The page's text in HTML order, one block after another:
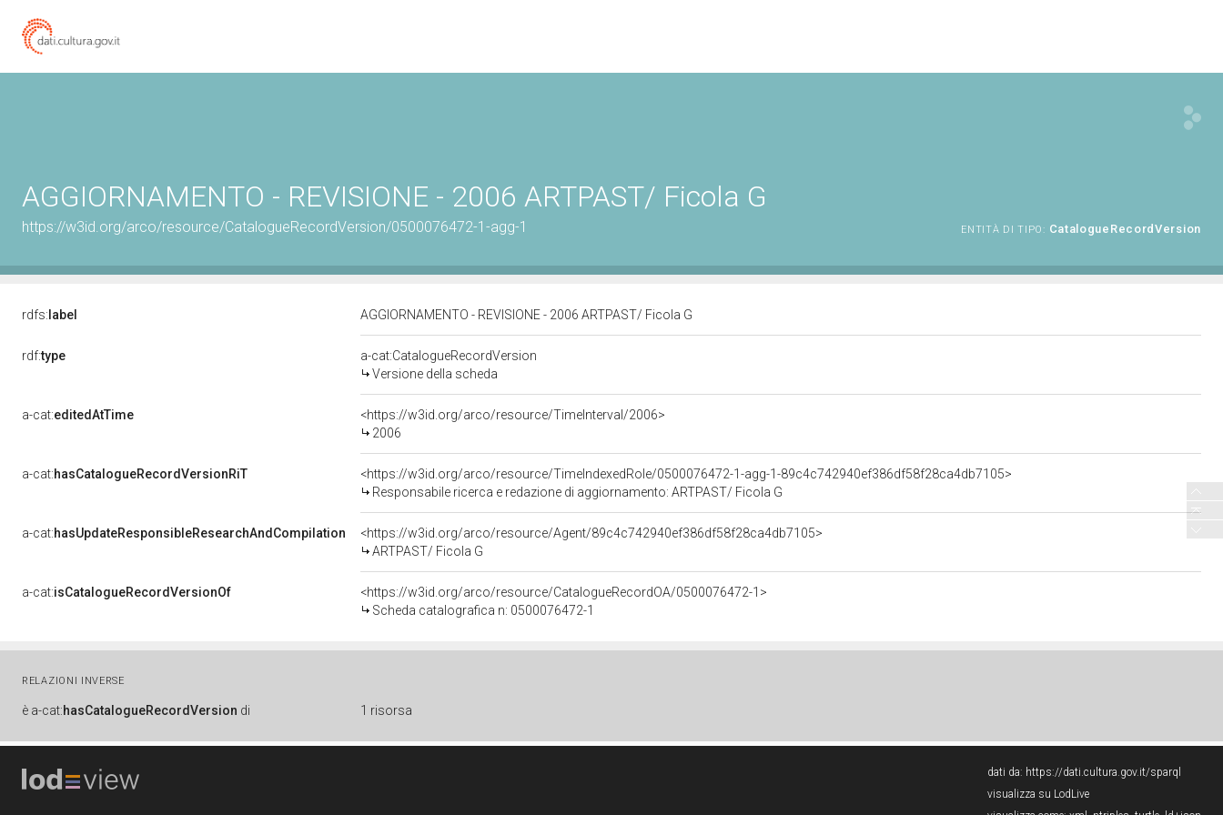
AGGIORNAMENTO - REVISIONE - 2006 ARTPAST/ Ficola G
https://w3id.org/arco/resource/CatalogueRecordVersion/0500076472-1-agg-1 ENTITÀ DI TIPO: CatalogueRecordVersion
rdfs: label AGGIORNAMENTO - REVISIONE - 2006 ARTPAST/ Ficola G
rdf:type
a-cat:CatalogueRecordVersion
Versione della scheda
a-cat:editedAtTime
<https://w3id.org/arco/resource/TimeInterval/2006>
2006
a-cat:hasCatalogueRecordVersionRiT
<https://w3id.org/arco/resource/TimeIndexedRole/0500076472-1-agg-1-89c4c742940ef386df58f28ca4db7105>
Responsabile ricerca e redazione di aggiornamento: ARTPAST/ Ficola G
a-cat:hasUpdateResponsibleResearchAndCompilation
<https://w3id.org/arco/resource/Agent/89c4c742940ef386df58f28ca4db7105>
ARTPAST/ Ficola G
a-cat:isCatalogueRecordVersionOf
<https://w3id.org/arco/resource/CatalogueRecordOA/0500076472-1>
Scheda catalografica n: 0500076472-1
RELAZIONI INVERSE
è a-cat:hasCatalogueRecordVersion di 1 risorsa
dati da: https://dati.cultura.gov.it/sparql
visualizza su LodLive